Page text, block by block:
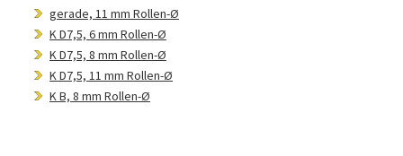
gerade, 11 mm Rollen-Ø
K D7,5, 6 mm Rollen-Ø
K D7,5, 8 mm Rollen-Ø
K D7,5, 11 mm Rollen-Ø
K B, 8 mm Rollen-Ø